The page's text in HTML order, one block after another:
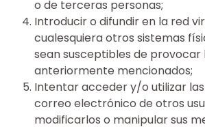
o de terceras personas;
Introducir o difundir en la red
cualesquiera otros sistemas
sean susceptibles de provocar
anteriormente mencionados;
Intentar acceder y/o utilizar
correo electrónico de otros
modificarlos o manipular sus